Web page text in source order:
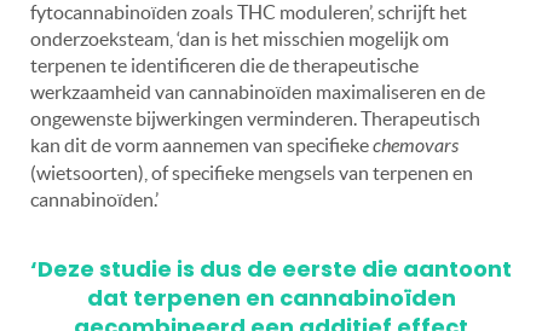
fytocannabinoïden zoals THC moduleren’, schrijft het
onderzoeksteam, ‘dan is het misschien mogelijk om
terpenen te identificeren die de therapeutische
werkzaamheid van cannabinoïden maximaliseren en de
ongewenste bijwerkingen verminderen. Therapeutisch
kan dit de vorm aannemen van specifiekechemovars
(wietsoorten), of specifieke mengsels van terpenen en
cannabinoïden.’
‘Deze studie is dus de eerste die aantoont
dat terpenen en cannabinoïden